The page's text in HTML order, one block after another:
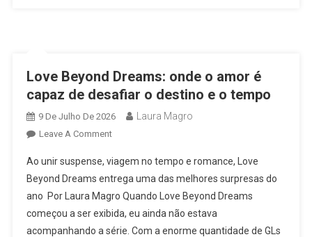
Para
A
Etapa
Tailândia
Love Beyond Dreams: onde o amor é
capaz de desafiar o destino e o tempo
9 De Julho De 2026 Laura Magro
Leave A CommentOn
Beyond
Dreams:
Onde
O
Amor
Ao unir suspense, viagem no tempo e romance, Love
Beyond Dreams entrega uma das melhores surpresas do
ano Por Laura Magro Quando Love Beyond Dreams
começou a ser exibida, eu ainda não estava
acompanhando a série. Com a enorme quantidade de GLs